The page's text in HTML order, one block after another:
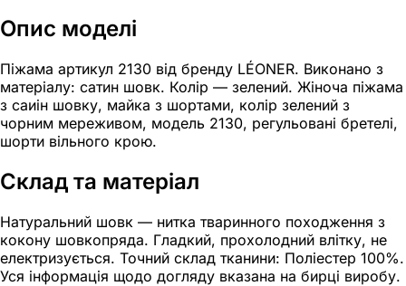
Опис моделі
Піжама артикул 2130 від бренду LÉONER. Виконано з
матеріалу: сатин шовк. Колір — зелений. Жіноча піжама
з саиін шовку, майка з шортами, колір зелений з
чорним мереживом, модель 2130, регульовані бретелі,
шорти вільного крою.
Склад та матеріал
Натуральний шовк — нитка тваринного походження з
кокону шовкопряда. Гладкий, прохолодний влітку, не
електризується. Точний склад тканини: Поліестер 100%.
Уся інформація щодо догляду вказана на бирці виробу.